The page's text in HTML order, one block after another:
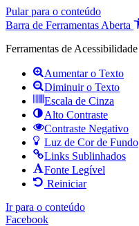
Pular para o conteúdo
Barra de Ferramentas Aberta
Ferramentas de Acessibilidade
Aumentar o Texto
Diminuir o Texto
Escala de Cinza
Alto Contraste
Contraste Negativo
Luz de Cor de Fundo
Links Sublinhados
Fonte Legível
Reiniciar
Ir para o conteúdo
Facebook